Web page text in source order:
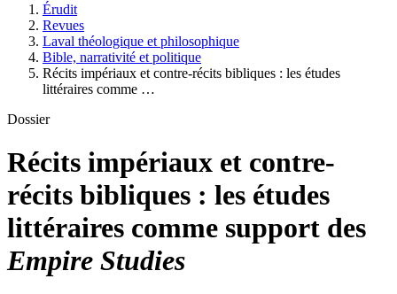
Érudit
Revues
Laval théologique et philosophique
Bible, narrativité et politique
Récits impériaux et contre-récits bibliques : les études
littéraires comme …
Dossier
Récits impériaux et contre-
récits bibliques : les études
littéraires comme support des
Empire Studies